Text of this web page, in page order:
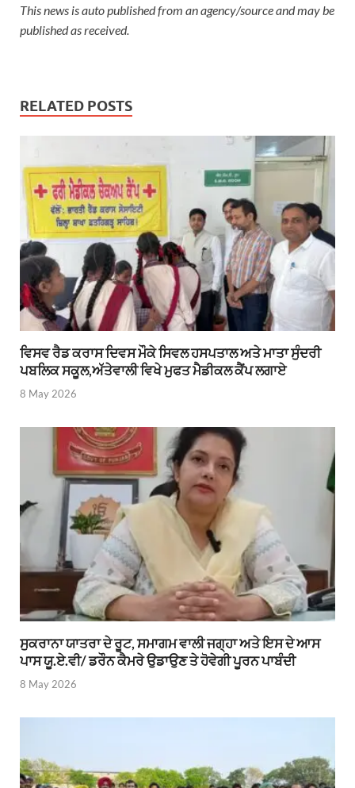
This news is auto published from an agency/source and may be
published as received.
RELATED POSTS
ਵਿਸਵ ਰੈਡ ਕਰਾਸ ਦਿਵਸ ਮੌਕੇ ਸਿਵਲ ਹਸਪਤਾਲ ਅਤੇ ਮਾਤਾ ਸੁੰਦਰੀ
ਪਬਲਿਕ ਸਕੂਲ,ਅੱਤੇਵਾਲੀ ਵਿਖੇ ਮੁਫਤ ਮੈਡੀਕਲ ਕੈਂਪ ਲਗਾਏ
8 May 2026
ਸੁਕਰਾਨਾ ਯਾਤਰਾ ਦੇ ਰੂਟ, ਸਮਾਗਮ ਵਾਲੀ ਜਗ੍ਹਾ ਅਤੇ ਇਸ ਦੇ ਆਸ
ਪਾਸ ਯੂ.ਏ.ਵੀ/ ਡਰੌਨ ਕੈਮਰੇ ਉਡਾਉਣ ਤੇ ਹੋਵੇਗੀ ਪੂਰਨ ਪਾਬੰਦੀ
8 May 2026